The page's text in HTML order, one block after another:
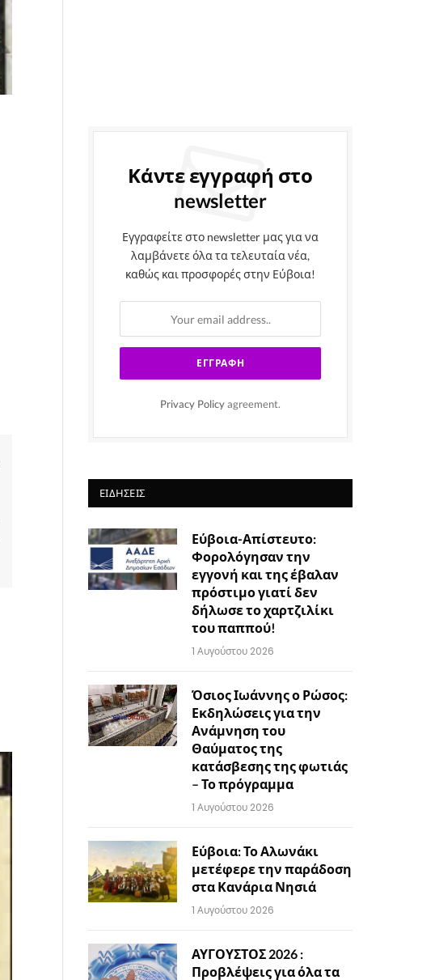
Κάντε εγγραφή στο
newsletter
Εγγραφείτε στο newsletter μας για να
λαμβάνετε όλα τα τελευταία νέα,
καθώς και προσφορές στην Εύβοια!
Privacy Policy agreement.
ΕΙΔΉΣΕΙΣ
Εύβοια-Απίστευτο:
Φορολόγησαν την
εγγονή και της έβαλαν
πρόστιμο γιατί δεν
δήλωσε το χαρτζιλίκι
του παππού!
1 Αυγούστου 2026
Όσιος Ιωάννης ο Ρώσος:
Εκδηλώσεις για την
Ανάμνηση του
Θαύματος της
κατάσβεσης της φωτιάς
– Το πρόγραμμα
1 Αυγούστου 2026
Εύβοια: Το Αλωνάκι
μετέφερε την παράδοση
στα Κανάρια Νησιά
1 Αυγούστου 2026
ΑΥΓΟΥΣΤΟΣ 2026 :
Προβλέψεις για όλα τα